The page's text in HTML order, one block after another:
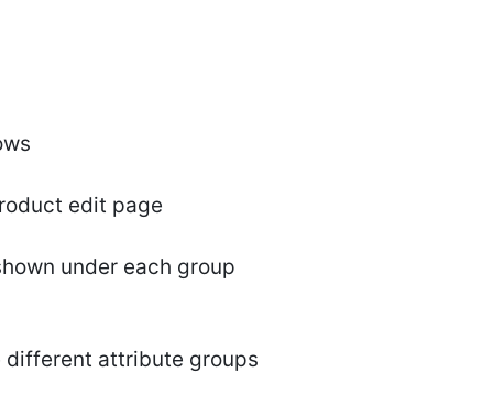
edit page
under each group
different attribute groups